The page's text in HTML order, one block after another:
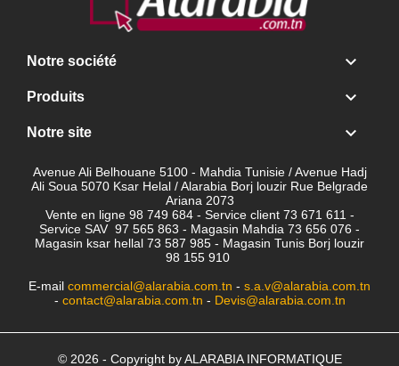
Notre société 
Produits 
Notre site 
Avenue Ali Belhouane 5100 - Mahdia Tunisie / Avenue Hadj
Ali Soua 5070 Ksar Helal / Alarabia Borj louzir Rue Belgrade
Ariana 2073
Vente en ligne 98 749 684 - Service client 73 671 611 -
Service SAV 97 565 863 - Magasin Mahdia 73 656 076 -
Magasin ksar hellal 73 587 985 - Magasin Tunis Borj louzir
98 155 910
E-mail commercial@alarabia.com.tn - s.a.v@alarabia.com.tn
- contact@alarabia.com.tn - Devis@alarabia.com.tn
© 2026 - Copyright by ALARABIA INFORMATIQUE